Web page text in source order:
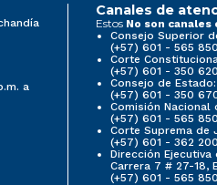
a
Canales de
Estos No son
Consejo Superior
(+57) 601 - 565
Corte
(+57) 601 - 350
Consejo de Estado:
(+57) 601 - 350
Comisión Nacional
(+57) 601 - 565
Corte Suprema de
(+57) 601 - 362
Dirección
Carrera 7 # 27-18,
(+57) 601 - 565